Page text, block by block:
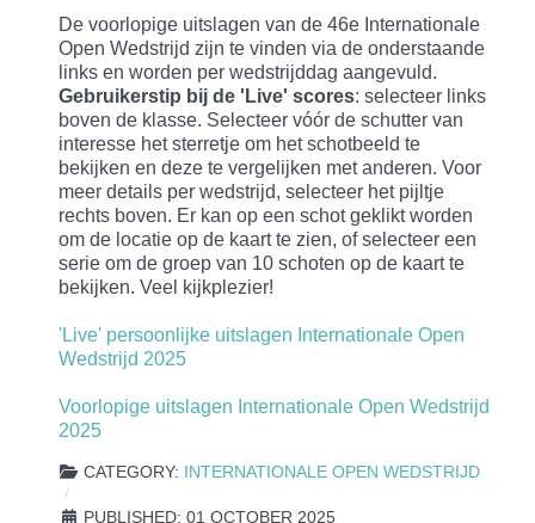
De voorlopige uitslagen van de 46e Internationale
Open Wedstrijd zijn te vinden via de onderstaande
links en worden per wedstrijddag aangevuld.
Gebruikerstip bij de 'Live' scores: selecteer links
boven de klasse. Selecteer vóór de schutter van
interesse het sterretje om het schotbeeld te
bekijken en deze te vergelijken met anderen. Voor
meer details per wedstrijd, selecteer het pijltje
rechts boven. Er kan op een schot geklikt worden
om de locatie op de kaart te zien, of selecteer een
serie om de groep van 10 schoten op de kaart te
bekijken. Veel kijkplezier!
'Live' persoonlijke uitslagen Internationale Open
Wedstrijd 2025
Voorlopige uitslagen Internationale Open Wedstrijd
2025
CATEGORY: INTERNATIONALE OPEN WEDSTRIJD
PUBLISHED: 01 OCTOBER 2025